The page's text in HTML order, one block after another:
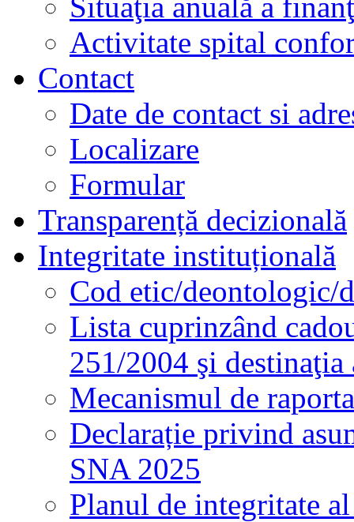
Activitate spital
Contact
Date de contact si
Localizare
Formular
Transparență decizională
Integritate instituțională
Cod etic/deontologic/
Lista cuprinzând
251/2004 şi destinaţia
Mecanismul de
Declarație privind
SNA 2025
Planul de integritate